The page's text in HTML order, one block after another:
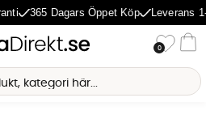
365 Dagars Öppet Köp Leverans 1-5
0